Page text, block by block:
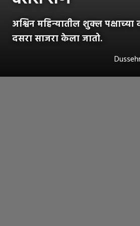
अश्विन महिन्यातील शुक्ल पक्षाच्या
दसरा साजरा केला जातो.